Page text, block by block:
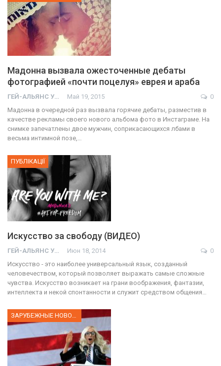
Мадонна вызвала ожесточенные дебаты
фотографией «почти поцелуя» еврея и араба
ГЕЙ-АЛЬЯНС УКРАИНА Май 19, 2015
0
Мадонна в очередной раз вызвала горячие дебаты, разместив в
качестве рекламы своего нового альбома фото в Инстаграме. На
снимке запечатлены двое мужчин, соприкасающихся лбами в
весьма интимной позе,…
ПУБЛІКАЦІЇ
Искусство за свободу (ВИДЕО)
ГЕЙ-АЛЬЯНС УКРАИНА Июн 18, 2014
0
Искусство - это наиболее универсальный язык, созданный
человечеством, который позволяет выражать самые сложные
чувства. Искусство возникает на грани воображения, фантазии,
интеллекта и некой спонтанности и служит средством общения…
ЗАРУБЕЖНЫЕ НОВОСТИ